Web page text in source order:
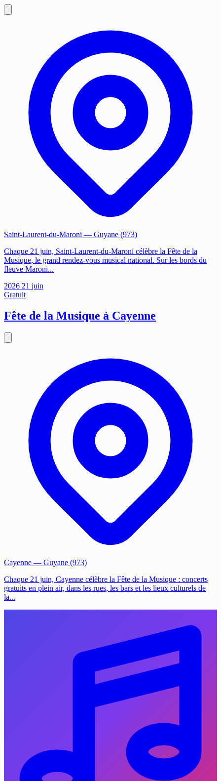
Saint-Laurent-du-Maroni — Guyane (973)
Chaque 21 juin, Saint-Laurent-du-Maroni célèbre la Fête de la
Musique, le grand rendez-vous musical national. Sur les bords du
fleuve Maroni...
2026 21 juin
Gratuit
Fête de la Musique à Cayenne
Cayenne — Guyane (973)
Chaque 21 juin, Cayenne célèbre la Fête de la Musique : concerts
gratuits en plein air, dans les rues, les bars et les lieux culturels de
la...